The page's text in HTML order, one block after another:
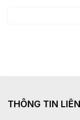
THÔNG TIN